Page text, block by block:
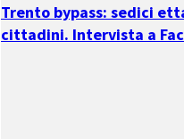
Trento bypass: sedici
cittadini. Intervista a